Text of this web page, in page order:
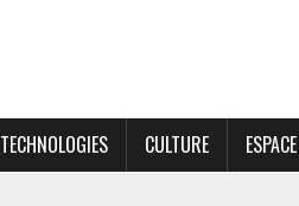
TECHNOLOGIES CULTURE